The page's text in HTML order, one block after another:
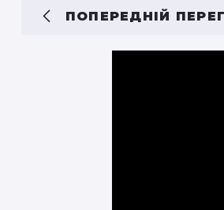
ПОПЕРЕДНІЙ